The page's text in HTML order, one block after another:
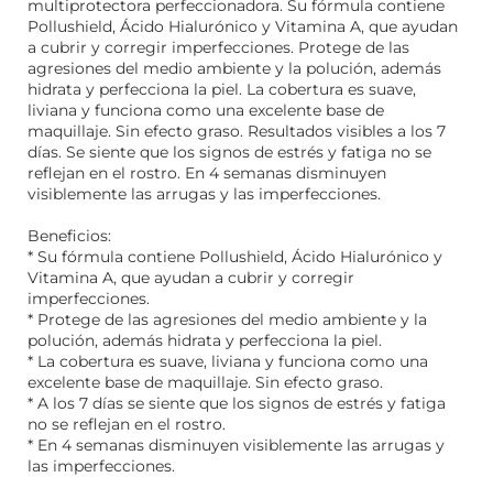
multiprotectora perfeccionadora. Su fórmula contiene
Pollushield, Ácido Hialurónico y Vitamina A, que ayudan
a cubrir y corregir imperfecciones. Protege de las
agresiones del medio ambiente y la polución, además
hidrata y perfecciona la piel. La cobertura es suave,
liviana y funciona como una excelente base de
maquillaje. Sin efecto graso. Resultados visibles a los 7
días. Se siente que los signos de estrés y fatiga no se
reflejan en el rostro. En 4 semanas disminuyen
visiblemente las arrugas y las imperfecciones.
Beneficios:
* Su fórmula contiene Pollushield, Ácido Hialurónico y
Vitamina A, que ayudan a cubrir y corregir
imperfecciones.
* Protege de las agresiones del medio ambiente y la
polución, además hidrata y perfecciona la piel.
* La cobertura es suave, liviana y funciona como una
excelente base de maquillaje. Sin efecto graso.
* A los 7 días se siente que los signos de estrés y fatiga
no se reflejan en el rostro.
* En 4 semanas disminuyen visiblemente las arrugas y
las imperfecciones.